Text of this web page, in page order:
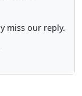
miss our reply.